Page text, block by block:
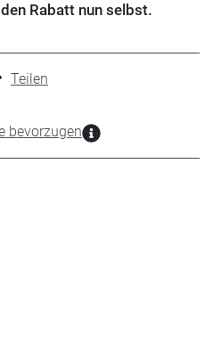
Rabatt nun selbst.
Teilen
bevorzugen